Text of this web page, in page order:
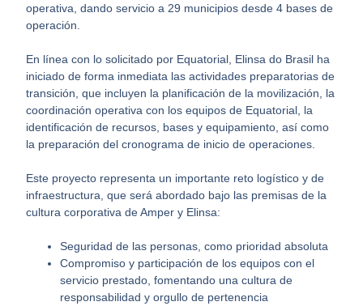
operativa, dando servicio a 29 municipios desde 4 bases de
operación.
En línea con lo solicitado por Equatorial, Elinsa do Brasil ha
iniciado de forma inmediata las actividades preparatorias de
transición, que incluyen la planificación de la movilización, la
coordinación operativa con los equipos de Equatorial, la
identificación de recursos, bases y equipamiento, así como
la preparación del cronograma de inicio de operaciones.
Este proyecto representa un importante reto logístico y de
infraestructura, que será abordado bajo las premisas de la
cultura corporativa de Amper y Elinsa:
Seguridad de las personas, como prioridad absoluta
Compromiso y participación de los equipos con el
servicio prestado, fomentando una cultura de
responsabilidad y orgullo de pertenencia